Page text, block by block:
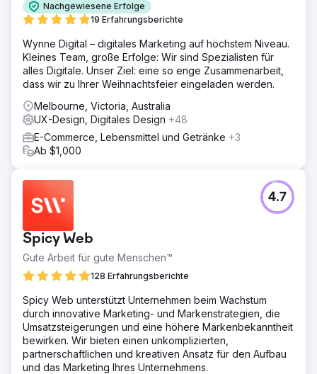
Nachgewiesene Erfolge
19 Erfahrungsberichte
Wynne Digital – digitales Marketing auf höchstem Niveau.
Kleines Team, große Erfolge: Wir sind Spezialisten für
alles Digitale. Unser Ziel: eine so enge Zusammenarbeit,
dass wir zu Ihrer Weihnachtsfeier eingeladen werden.
Melbourne, Victoria, Australia
UX-Design, Digitales Design +48
E-Commerce, Lebensmittel und Getränke +3
Ab $1,000
Spicy Web
Gute Arbeit für gute Menschen™
128 Erfahrungsberichte
4.7
Spicy Web unterstützt Unternehmen beim Wachstum
durch innovative Marketing- und Markenstrategien, die
Umsatzsteigerungen und eine höhere Markenbekanntheit
bewirken. Wir bieten einen unkomplizierten,
partnerschaftlichen und kreativen Ansatz für den Aufbau
und das Marketing Ihres Unternehmens.